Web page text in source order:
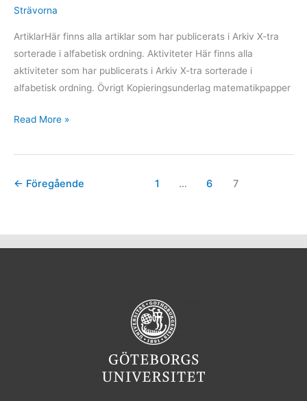
Strävorna
ArtiklarHär finns alla artiklar som har publicerats i Arkiv X-tra
sorterade i alfabetisk ordning. Aktiviteter Här finns alla
aktiviteter som har publicerats i Arkiv X-tra sorterade i
alfabetisk ordning. Övrigt Kopieringsunderlag matematikpapper
Read More »
← Föregående 1 … 6 7